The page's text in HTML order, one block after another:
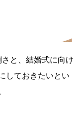
と、結婚式に向け
しておきたいとい